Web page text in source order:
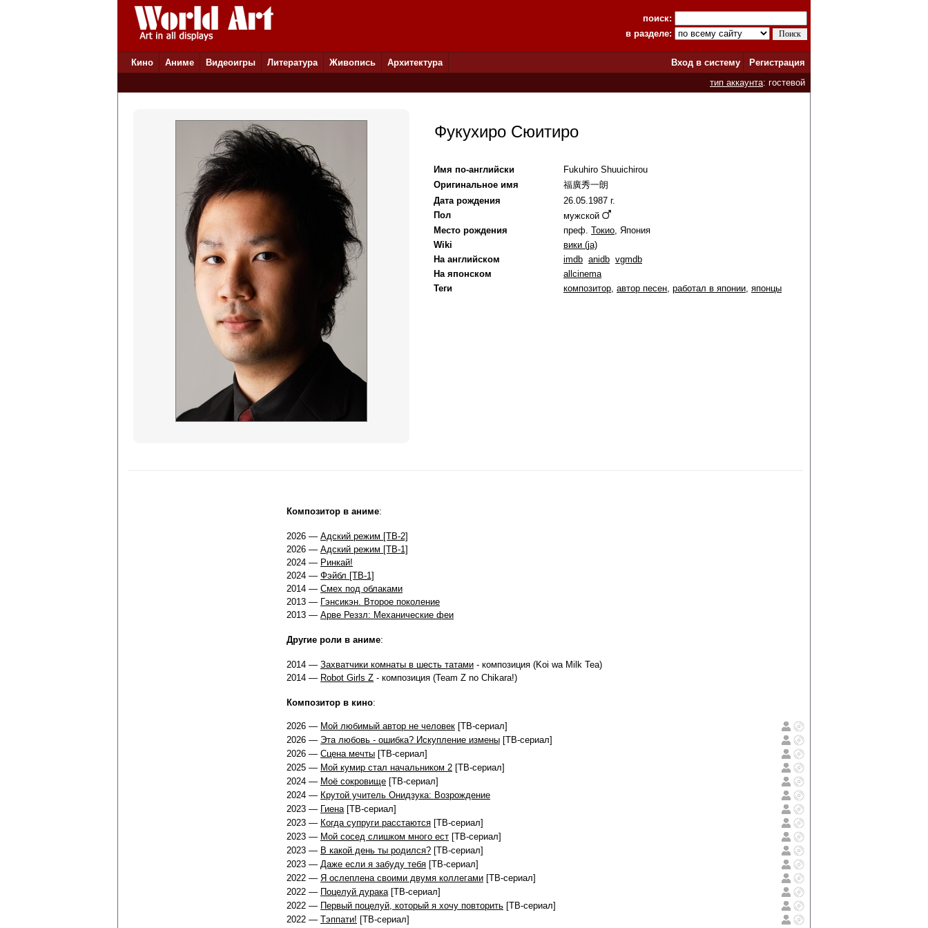
поиск:
в разделе:
Кино Аниме Видеоигры Литература Живопись Архитектура Вход в систему
Регистрация
тип аккаунта: гостевой
Фукухиро Сюитиро
Имя по-английски
Fukuhiro Shuuichirou
Оригинальное имя
福廣秀一朗
Дата рождения
26.05.1987 г.
Пол
мужской
Место рождения
преф. Токио, Япония
Wiki
вики (ja)
На английском
imdb anidb vgmdb
На японском
allcinema
Теги
композитор, автор песен, работал в японии, японцы
Композитор в аниме:
2026 — Адский режим [ТВ-2]
2026 — Адский режим [ТВ-1]
2024 — Ринкай!
2024 — Фэйбл [ТВ-1]
2014 — Смех под облаками
2013 — Гэнсикэн. Второе поколение
2013 — Арве Реззл: Механические феи
Другие роли в аниме:
2014 — Захватчики комнаты в шесть татами - композиция (Koi wa Milk Tea)
2014 — Robot Girls Z - композиция (Team Z no Chikara!)
Композитор в кино:
2026 — Мой любимый автор не человек [ТВ-сериал]
2026 — Эта любовь - ошибка? Искупление измены [ТВ-сериал]
2026 — Сцена мечты [ТВ-сериал]
2025 — Мой кумир стал начальником 2 [ТВ-сериал]
2024 — Моё сокровище [ТВ-сериал]
2024 — Крутой учитель Онидзука: Возрождение
2023 — Гиена[ТВ-сериал]
2023 — Когда супруги расстаются [ТВ-сериал]
2023 — Мой сосед слишком много ест [ТВ-сериал]
2023 — В какой день ты родился? [ТВ-сериал]
2023 — Даже если я забуду тебя [ТВ-сериал]
2022 — Я ослеплена своими двумя коллегами [ТВ-сериал]
2022 — Поцелуй дурака[ТВ-сериал]
2022 — Первый поцелуй, который я хочу повторить [ТВ-сериал]
2022 — Тэппати! [ТВ-сериал]